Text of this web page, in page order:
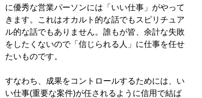
に優秀な営業パーソンには「いい仕事」がやって
きます。これはオカルト的な話でもスピリチュア
ル的な話でもありません。誰もが皆、余計な失敗
をしたくないので「信じられる人」に仕事を任せ
たいものです。
すなわち、成果をコントロールするためには、い
い仕事(重要な案件)が任されるように信用で結ば